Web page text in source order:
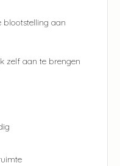
blootstelling aan
zelf aan te brengen